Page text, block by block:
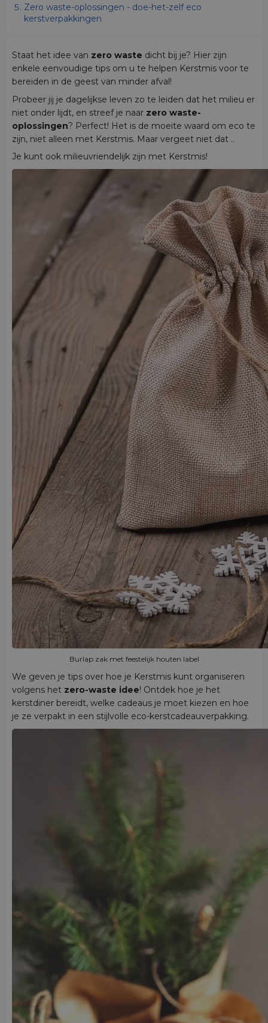
Zero waste-oplossingen - doe-het-zelf eco
kerstverpakkingen
Staat het idee van zero waste dicht bij je? Hier zijn
enkele eenvoudige tips om u te helpen Kerstmis voor te
bereiden in de geest van minder afval!
Probeer jij je dagelijkse leven zo te leiden dat het milieu er
niet onder lijdt, en streef je naar zero waste-
oplossingen? Perfect! Het is de moeite waard om eco te
zijn, niet alleen met Kerstmis. Maar vergeet niet dat ..
Je kunt ook milieuvriendelijk zijn met Kerstmis!
Burlap zak met feestelijk houten label
We geven je tips over hoe je Kerstmis kunt organiseren
volgens het zero-waste idee! Ontdek hoe je het
kerstdiner bereidt, welke cadeaus je moet kiezen en hoe
je ze verpakt in een stijlvolle eco-kerstcadeauverpakking.